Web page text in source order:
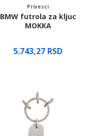
Privesci
BMW futrola za kljuc
MOKKA
5.743,27 RSD